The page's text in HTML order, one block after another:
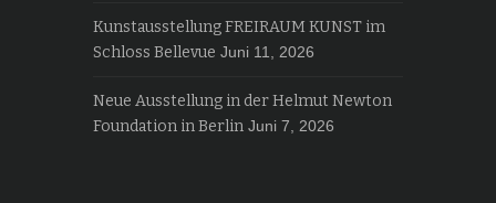
Kunstausstellung FREIRAUM KUNST im
Schloss Bellevue Juni 11, 2026
Neue Ausstellung in der Helmut Newton
Foundation in Berlin Juni 7, 2026